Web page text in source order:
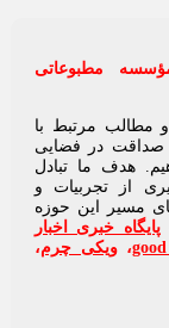
مطبوعاتی
مرتبط با
در فضایی
هدف ما تبادل
از تجربیات و
مسیر این حوزه
خبری اخبار
،ویکی چرم،